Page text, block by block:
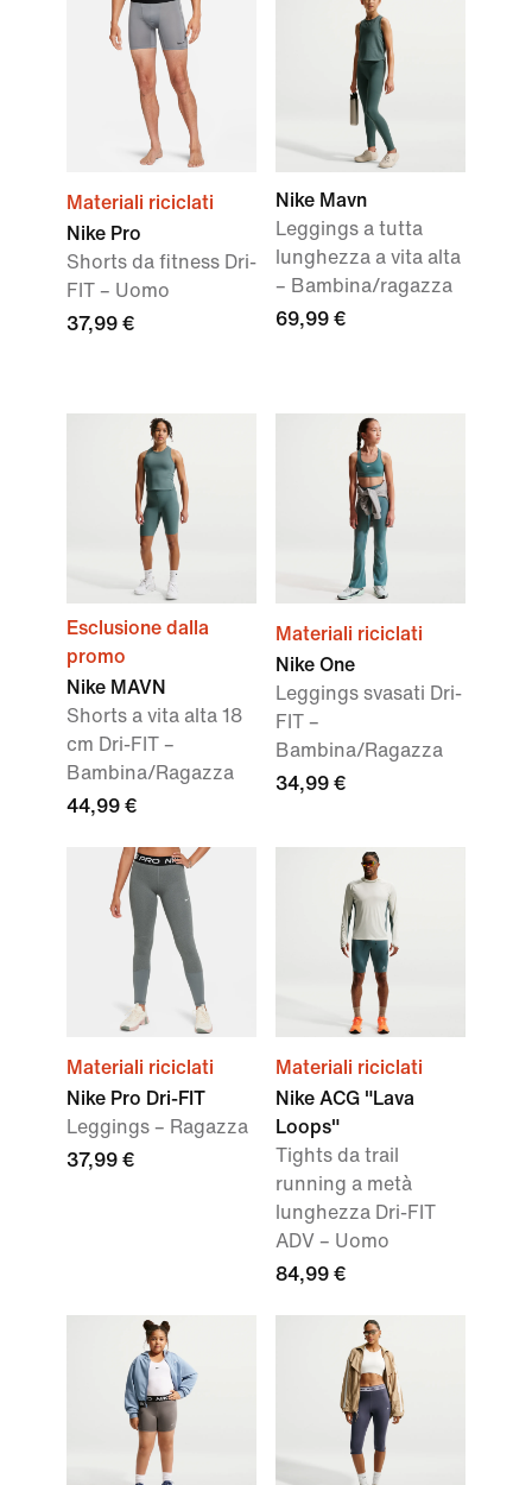
Materiali riciclati
Nike Pro
Shorts da fitness Dri-
FIT – Uomo
37,99 €
Nike Mavn
Leggings a tutta
lunghezza a vita alta
– Bambina/ragazza
69,99 €
Esclusione dalla
promo
Nike MAVN
Shorts a vita alta 18
cm Dri-FIT –
Bambina/Ragazza
44,99 €
Materiali riciclati
Nike One
Leggings svasati Dri-
FIT –
Bambina/Ragazza
34,99 €
Materiali riciclati
Nike Pro Dri-FIT
Leggings – Ragazza
37,99 €
Materiali riciclati
Nike ACG "Lava
Loops"
Tights da trail
running a metà
lunghezza Dri-FIT
ADV – Uomo
84,99 €